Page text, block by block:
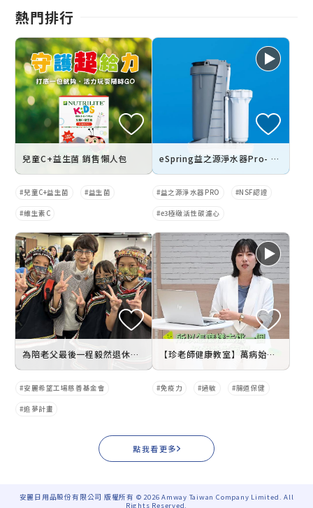
熱門排行
兒童C+益生菌 銷售懶人包
兒童C+益生菌 益生菌
維生素C
eSpring益之源淨水器Pro- 水流路徑介紹
益之源淨水器PRO NSF認證
e3極緻活性碳濾心
為陪老父最後一程毅然退休！60歲前主播葉樹姍：年輕時工作強勢，走到人生夕陽，要用餘輝溫暖他人
安麗希望工場慈善基金會
追夢計畫
【珍老師健康教室】萬病始於腸 少了益⽣菌健康⼀切免談
免疫力 過敏 腸道保健
點我看更多
安麗日用品股份有限公司 版權所有 © 2026 Amway Taiwan Company Limited. All
Rights Reserved.